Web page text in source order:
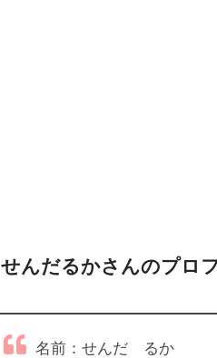
せんだるかさんのプロ
名前：せんだ るか